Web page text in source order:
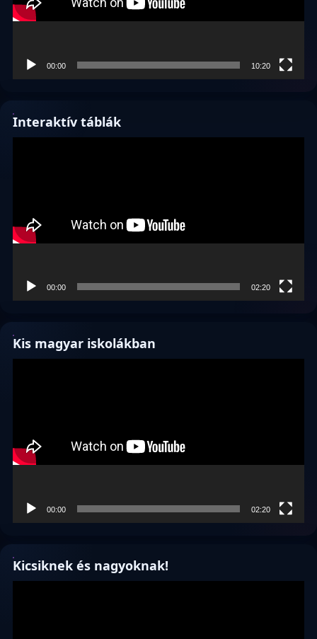
00:00 10:20
Interaktív táblák
00:00 02:20
Kis magyar iskolákban
00:00 02:20
Kicsiknek és nagyoknak!